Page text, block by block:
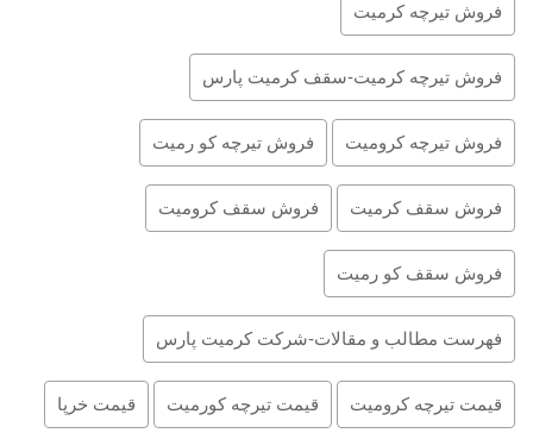
فروش تیرچه کرمیت
فروش تیرچه کرمیت-سقف کرمیت پارس
فروش تیرچه کرومیت فروش تیرچه کو رمیت
فروش سقف کرمیت فروش سقف کرومیت
فروش سقف کو رمیت
فهرست مطالب و مقالات-شرکت کرمیت پارس
قیمت تیرچه کرومیت قیمت تیرچه کورمیت قیمت خرپا